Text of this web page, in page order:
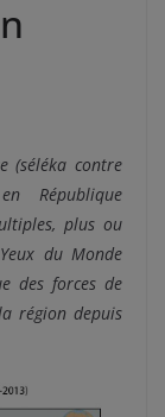
(séléka contre
République
plus ou
du Monde
des forces de
région depuis